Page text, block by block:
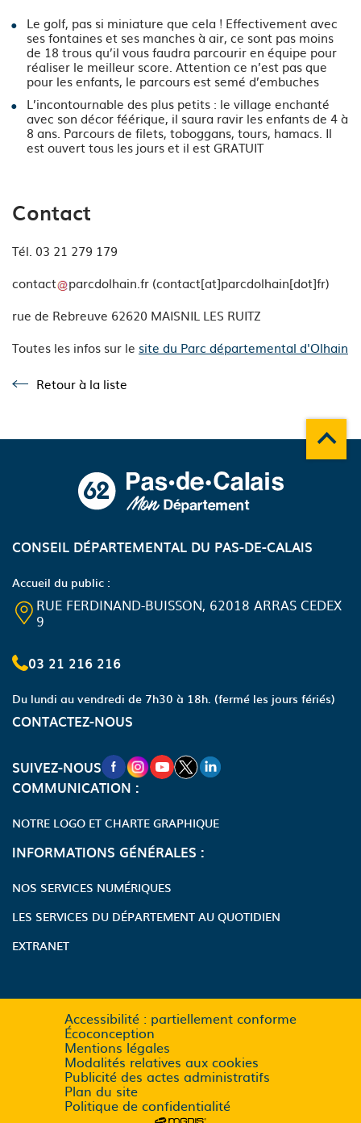
See image's description
Le golf, pas si miniature que cela ! Effectivement avec
ses fontaines et ses manches à air, ce sont pas moins
de 18 trous qu’il vous faudra parcourir en équipe pour
réaliser le meilleur score. Attention ce n’est pas que
pour les enfants, le parcours est semé d’embuches
L’incontournable des plus petits : le village enchanté
avec son décor féérique, il saura ravir les enfants de 4 à
8 ans. Parcours de filets, toboggans, tours, hamacs. Il
est ouvert tous les jours et il est GRATUIT
Contact
Tél. 03 21 279 179
contact
parcdolhain.fr (contact[at]parcdolhain[dot]fr)
rue de Rebreuve 62620 MAISNIL LES RUITZ
Toutes les infos sur le site du Parc départemental d'Olhain
Retour à la liste
Retour à la liste
CONSEIL DÉPARTEMENTAL DU PAS-DE-CALAIS
Accueil du public :
RUE FERDINAND-BUISSON, 62018 ARRAS CEDEX
9
03 21 216 216
Du lundi au vendredi de 7h30 à 18h. (fermé les jours fériés)
CONTACTEZ-NOUS
SUIVEZ-NOUSNOUVELLE FENÊTRE VERS LA PAGE
NOUVELLE FENÊTRE VERS LA
NOUVELLE FENÊTRE VERS LA
NOUVELLE FENÊTRE VERS
NOUVELLE FENÊTRE
COMMUNICATION :
NOTRE LOGO ET CHARTE GRAPHIQUE
INFORMATIONS GÉNÉRALES :
NOS SERVICES NUMÉRIQUES
LES SERVICES DU DÉPARTEMENT AU QUOTIDIEN
EXTRANET
Accessibilité : partiellement conforme
Écoconception
Mentions légales
Modalités relatives aux cookies
Publicité des actes administratifs
Plan du site
Politique de confidentialité